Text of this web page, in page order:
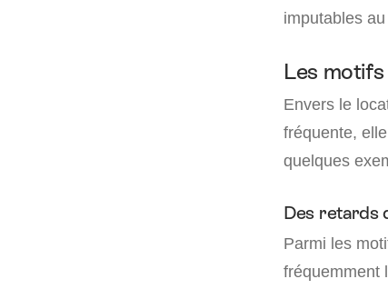
imputables
Les
Envers le
fréquente,
quelques
Des retards
Parmi les
fréquemment